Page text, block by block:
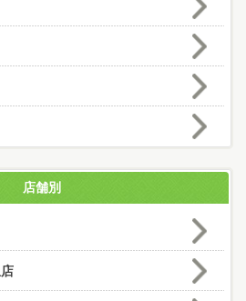
店舗別